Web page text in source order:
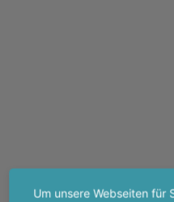
Um unsere Webseiten für